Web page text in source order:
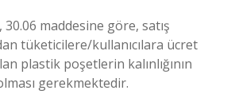
maddesine göre, satış
tüketicilere/kullanıcılara ücret
plastik poşetlerin kalınlığının
gerekmektedir.